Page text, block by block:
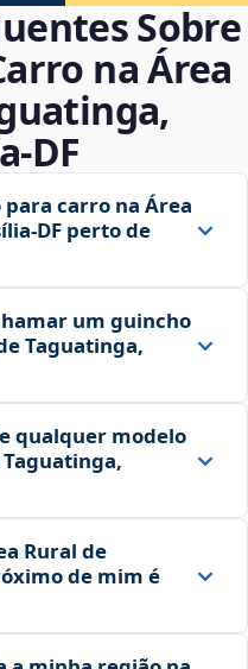
Sobre
na Área
carro na Área
perto de
um guincho
Taguatinga,
qualquer modelo
Rural de
de mim é